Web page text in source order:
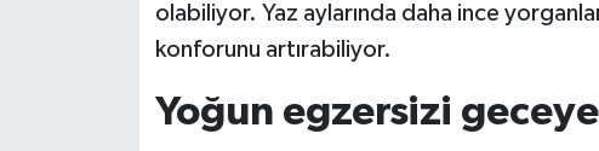
olabiliyor. Yaz aylarında daha ince
konforunu artırabiliyor.
Yoğun egzersizi